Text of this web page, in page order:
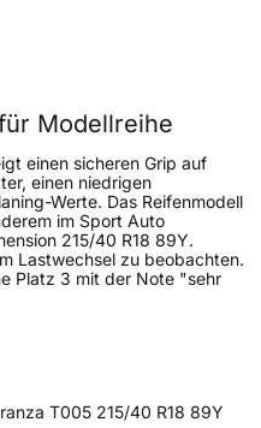
Modellreihe
einen sicheren Grip auf
einen niedrigen
Werte. Das Reifenmodell
im Sport Auto
215/40 R18 89Y.
Lastwechsel zu beobachten.
Platz 3 mit der Note "sehr
T005 215/40 R18 89Y